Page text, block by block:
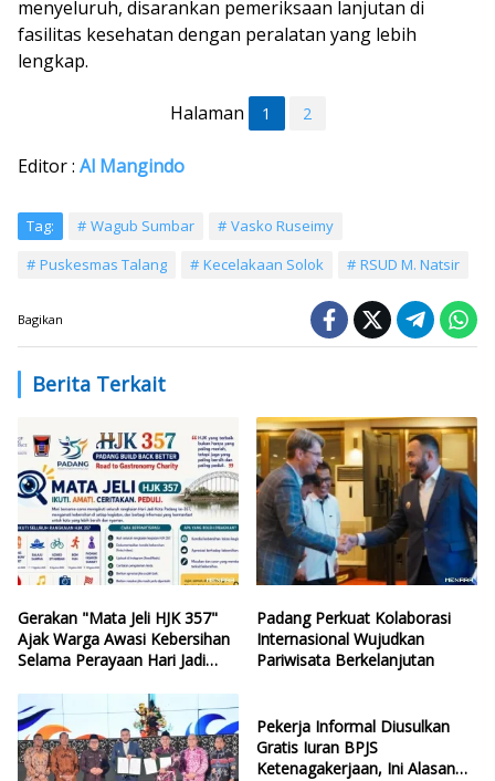
menyeluruh, disarankan pemeriksaan lanjutan di
fasilitas kesehatan dengan peralatan yang lebih
lengkap.
Halaman 1 2
Editor : Al Mangindo
Tag: Wagub Sumbar
Vasko Ruseimy
Puskesmas Talang
Kecelakaan Solok RSUD M. Natsir
Bagikan
Berita Terkait
Gerakan "Mata Jeli HJK 357"
Ajak Warga Awasi Kebersihan
Selama Perayaan Hari Jadi
Padang Perkuat Kolaborasi
Internasional Wujudkan
Pariwisata Berkelanjutan
Pekerja Informal Diusulkan
Gratis Iuran BPJS
Ketenagakerjaan, Ini Alasan